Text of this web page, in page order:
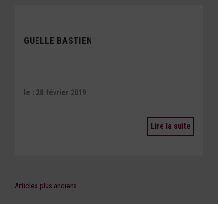
GUELLE BASTIEN
le : 28 février 2019
Lire la suite
Articles plus anciens